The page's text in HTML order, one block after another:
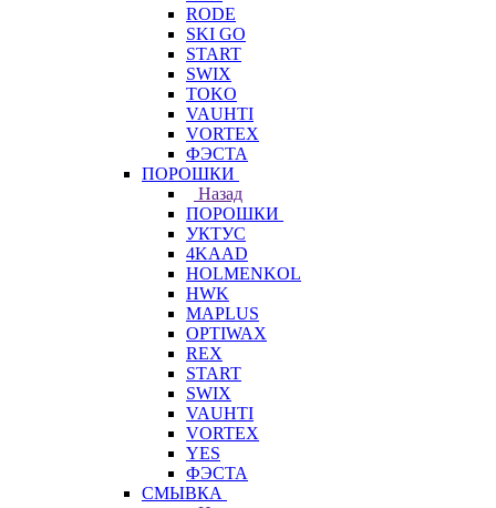
RODE
SKI GO
START
SWIX
TOKO
VAUHTI
VORTEX
ФЭСТА
ПОРОШКИ
Назад
ПОРОШКИ
УКТУС
4KAAD
HOLMENKOL
HWK
MAPLUS
OPTIWAX
REX
START
SWIX
VAUHTI
VORTEX
YES
ФЭСТА
СМЫВКА